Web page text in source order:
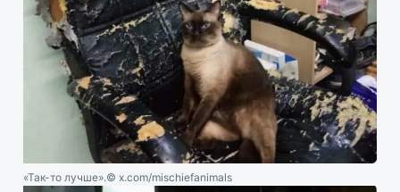
«Так-то лучше».© x.com/mischiefanimals